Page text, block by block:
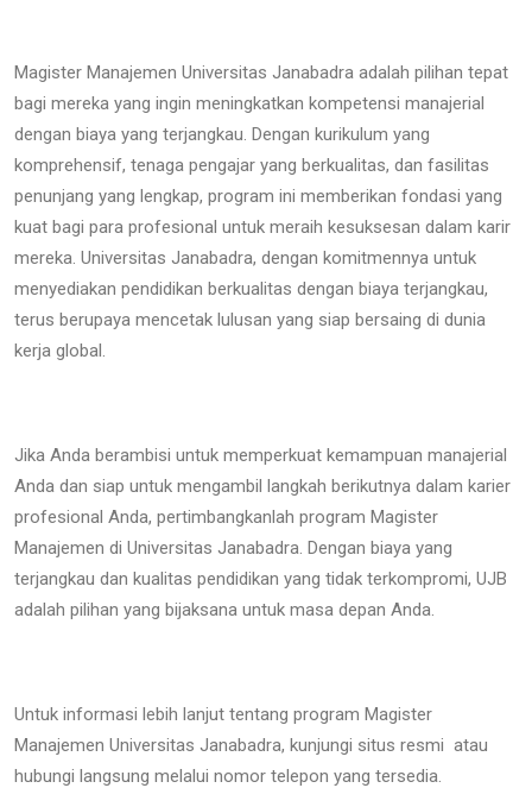
Magister Manajemen Universitas Janabadra adalah pilihan tepat
bagi mereka yang ingin meningkatkan kompetensi manajerial
dengan biaya yang terjangkau. Dengan kurikulum yang
komprehensif, tenaga pengajar yang berkualitas, dan fasilitas
penunjang yang lengkap, program ini memberikan fondasi yang
kuat bagi para profesional untuk meraih kesuksesan dalam karir
mereka. Universitas Janabadra, dengan komitmennya untuk
menyediakan pendidikan berkualitas dengan biaya terjangkau,
terus berupaya mencetak lulusan yang siap bersaing di dunia
kerja global.
Jika Anda berambisi untuk memperkuat kemampuan manajerial
Anda dan siap untuk mengambil langkah berikutnya dalam karier
profesional Anda, pertimbangkanlah program Magister
Manajemen di Universitas Janabadra. Dengan biaya yang
terjangkau dan kualitas pendidikan yang tidak terkompromi, UJB
adalah pilihan yang bijaksana untuk masa depan Anda.
Untuk informasi lebih lanjut tentang program Magister
Manajemen Universitas Janabadra, kunjungi situs resmi atau
hubungi langsung melalui nomor telepon yang tersedia.